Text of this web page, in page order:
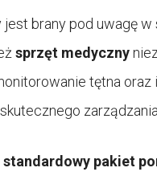
brany pod uwagę
sprzęt medyczny
tętna
standardowy pakiet